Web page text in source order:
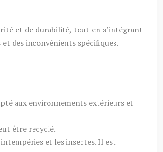
et de durabilité, tout en s’intégrant
des inconvénients spécifiques.
aux environnements extérieurs et
être recyclé.
et les insectes. Il est